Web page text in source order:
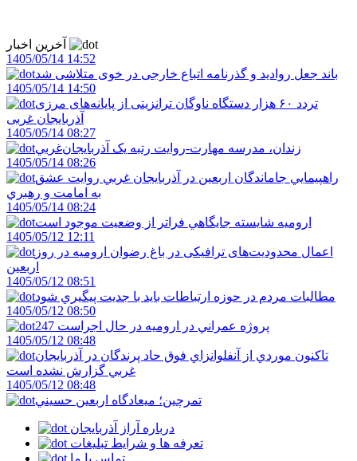
1405/05/14 14:52
باند جعل روادید و گذرنامه اتباع خارجی در خوی متلاشی شد
1405/05/14 14:50
تردد ۶۰ هزار دستگاه ناوگان ترانزیتی از پایانه‌های مرزی
آذربایجان ‌غربی
1405/05/14 08:27
زندان، مدرسه مهارت-روايت رتبه يک آذربايجان‌غربي
1405/05/14 08:26
راهپيمايي جاماندگان اربعين در آذربايجان غربي روايت عشق
به امامت و رهبري
1405/05/14 08:24
اروميه شايسته جايگاهي فراتر از وضعيت موجود است
1405/05/12 12:11
اعمال محدودیت‌های ترافیکی در باغ رضوان ارومیه در روز
اربعین
1405/05/12 08:51
مطالبات مردم در حوزه ارتباطات بايد با جديت پيگيري شود
1405/05/12 08:50
247 پروژه عمراني در اروميه در حال اجراست
1405/05/12 08:48
تاکنون موردي از آنفلوانزاي فوق حاد پرندگان در آذربايجان
غربي گزارش نشده است
1405/05/12 08:48
تمرچين؛ ميعادگاه اربعين حسيني
درباره آراز آذربایجان
تعرفه ها و شرایط تبلیغات
تماس با ما